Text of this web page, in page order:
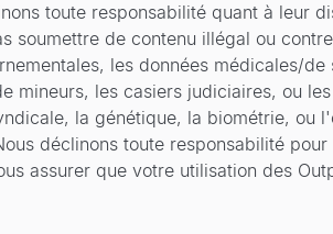
toute responsabilité quant à leur
soumettre de contenu illégal ou
les données médicales/de
mineurs, les casiers judiciaires, ou
la génétique, la biométrie, ou
déclinons toute responsabilité
assurer que votre utilisation des